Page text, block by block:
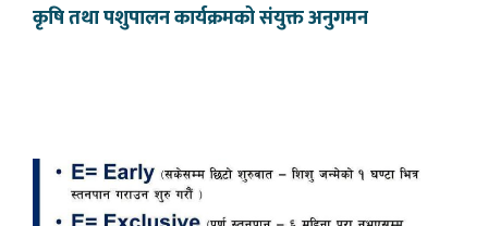
कृषि तथा पशुपालन कार्यक्रमको संयुक्त अनुगमन